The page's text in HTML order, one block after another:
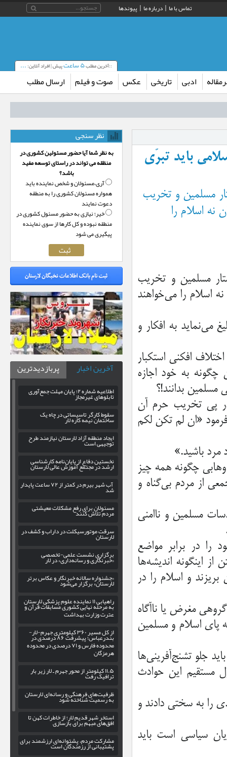
تماس با ما درباره ما پیوندها
::آخرین مطلب۵ ساعت پیش | افراد آنلاین:...
ادبی تاریخی عکس صوت و فیلم ارسال مطلب
شماره ۴۷۹ (علماي اسلامي بايد تبرّي
مسلمين و تخريب
نه اسلام را
مسلمين و تخريب
اسلام را مي‌خواهند
مي‌نمايد به افكار و
افكني استكبار
چگونه به خود اجازه
مسلمين بدانند!؟
در پي تخريب حرم آن
«ان لم تكن لكم
مرد باشيد.»
چگونه همه چيز
از مردم بي‌گناه و
مسلمين و ناامني
در برابر مواضع
اينگونه انديشه‌‌ها
و اسلام را در
مغرض يا ناآگاه
پاي اسلام و مسلمين
جلو تشنج‌آفريني‌ها
مستقيم اين حوادث
را به سختي دادند و
سياسي است بايد
نظر سنجی
به نظر شما آیا حضور مسئولین کشوری در
منظقه می تواند در راستای توسعه مفید
باشد؟
آری،‌مسئولان و شخص نماینده باید
همواره مسئولان کشوری را به منطقه
دعوت نمایند
خیر؛‌ نیازی به حضور مسئول کشوری در
منطقه نبوده و کل کارها از سوی نماینده
پیگیری می شود
آخرین اخبار پربازدیدترین
اطلاعیه شماره ۲؛ پایان مهلت جمع‌آوریتابلوهای غیرمجاز
سقوط کارگر تاسیساتی در چاه یک
ساختمان نیمه کاره لار
ایجاد منطقه آزاد لارستان نیازمند طرح
توجیهی است
نخستین دفاع از پایان‌نامه کارشناسی
ارشد در مجتمع آموزش عالی لارستان
آب شهر بیرم در کمتر از ۷۲ ساعت پایدار شد
مسئولان برای رفع مشکلات معیشتی
مردم تلاش کنند
سرقت موتورسیکلت در داراب و کشف در
لارستان
برگزاری نشست علمی-تخصصی
«خبرنگاری و رسانه‌داری» در لار
«جشنواره سالانه خبرنگار و عکاس برتر
لارستان» برگزار می‌شود
راهیابی ۱۱ نماینده علوم پزشکی لارستان
به مرحله نهایی کشوری مسابقات قرآن و
عترت وزارت بهداشت
از کل مسیر ۳۶۰ کیلومتری جهرم-لار-
بندرعباس؛ پیشرفت ۸۶ درصدی در
محدوده فارس و ۷۱ درصدی در محدوده هرمزگان
۱۱.۵ کیلومتر از محور جهرم ـ لار زیر بار
ترافیک رفت
ظرفیت‌های فرهنگی و رسانه‌ای لارستان
به رسمیت شناخته شود
استخر شهر قدیم لار؛ از خاطرات کهن تا
افق‌های مبهم برای بازسازی
مشارکت مردم، پشتوانه‌ای ارزشمند برای
پشتیبانی از رزمندگان است